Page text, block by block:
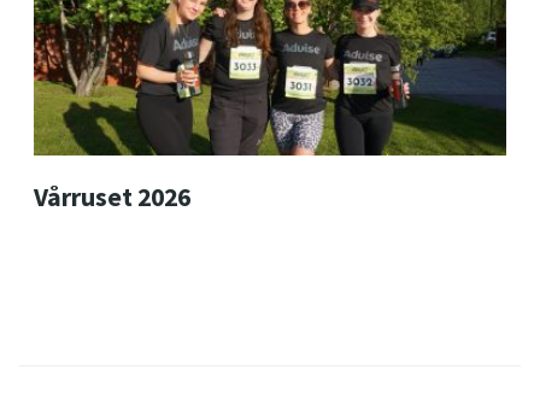
Vårruset 2026